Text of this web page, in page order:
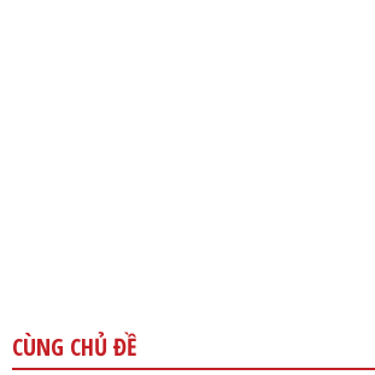
CÙNG CHỦ ĐỀ